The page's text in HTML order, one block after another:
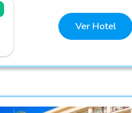
Ver Hotel